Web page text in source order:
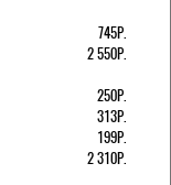
745Р.
2 550Р.
250Р.
313Р.
199Р.
2 310Р.